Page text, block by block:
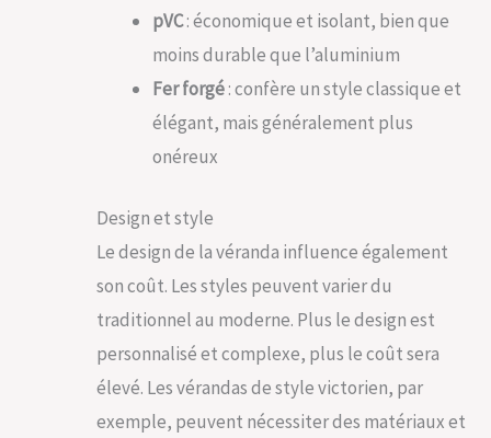
pVC: économique et isolant, bien que
moins durable que l’aluminium
Fer forgé: confère un style classique et
élégant, mais généralement plus
onéreux
Design et style
Le design de la véranda influence également
son coût. Les styles peuvent varier du
traditionnel au moderne. Plus le design est
personnalisé et complexe, plus le coût sera
élevé. Les vérandas de style victorien, par
exemple, peuvent nécessiter des matériaux et